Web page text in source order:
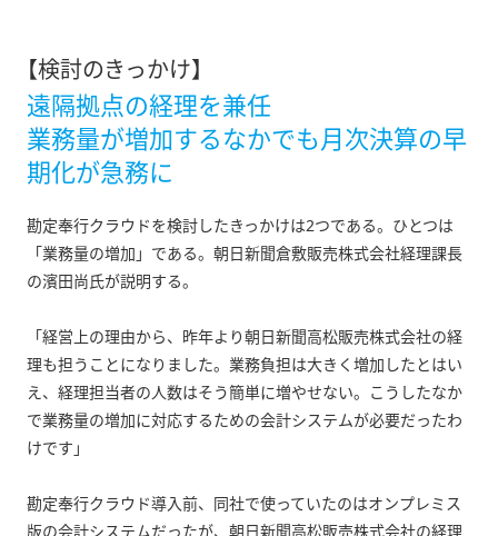
【検討のきっかけ】
遠隔拠点の経理を兼任
業務量が増加するなかでも月次決算の早
期化が急務に
勘定奉行クラウドを検討したきっかけは2つである。ひとつは
「業務量の増加」である。朝日新聞倉敷販売株式会社経理課長
の濱田尚氏が説明する。
「経営上の理由から、昨年より朝日新聞高松販売株式会社の経
理も担うことになりました。業務負担は大きく増加したとはい
え、経理担当者の人数はそう簡単に増やせない。こうしたなか
で業務量の増加に対応するための会計システムが必要だったわ
けです」
勘定奉行クラウド導入前、同社で使っていたのはオンプレミス
版の会計システムだったが、朝日新聞高松販売株式会社の経理